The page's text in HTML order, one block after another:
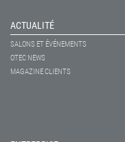
ACTUALITÉ
SALONS ET ÉVÉNEMENTS
OTEC NEWS
MAGAZINE CLIENTS